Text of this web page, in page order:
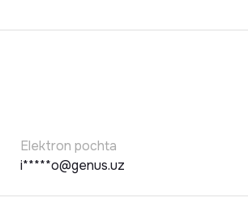
Elektron pochta
i*****o@genus.uz